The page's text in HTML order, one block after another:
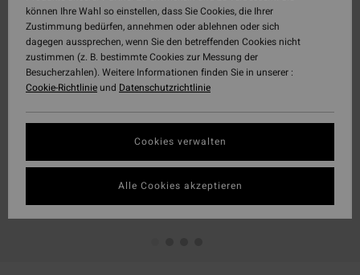
können Ihre Wahl so einstellen, dass Sie Cookies, die Ihrer
Zustimmung bedürfen, annehmen oder ablehnen oder sich
dagegen aussprechen, wenn Sie den betreffenden Cookies nicht
zustimmen (z. B. bestimmte Cookies zur Messung der
Besucherzahlen). Weitere Informationen finden Sie in unserer :
Cookie-Richtlinieund Datenschutzrichtlinie
Cookies verwalten
Alle Cookies akzeptieren